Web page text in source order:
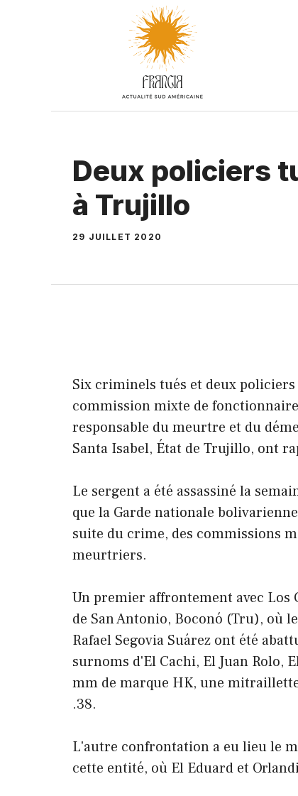
Deux policiers
à Trujillo
29 JUILLET 2020
Six criminels tués et deux
commission mixte de
responsable du meurtre et du
Santa Isabel, État de Trujillo, ont
Le sergent a été assassiné la
que la Garde nationale
suite du crime, des commissions
meurtriers.
Un premier affrontement avec Los
de San Antonio, Boconó (Tru), où
Rafael Segovia Suárez ont été
surnoms d'El Cachi, El Juan Rolo,
mm de marque HK, une
.38.
L'autre confrontation a eu lieu le
cette entité, où El Eduard et